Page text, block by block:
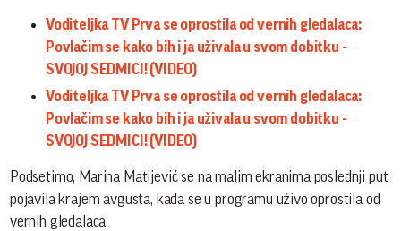
Voditeljka TV Prva se oprostila od vernih gledalaca:
Povlačim se kako bih i ja uživala u svom dobitku -
SVOJOJ SEDMICI! (VIDEO)
Voditeljka TV Prva se oprostila od vernih gledalaca:
Povlačim se kako bih i ja uživala u svom dobitku -
SVOJOJ SEDMICI! (VIDEO)
Podsetimo, Marina Matijević se na malim ekranima poslednji put
pojavila krajem avgusta, kada se u programu uživo oprostila od
vernih gledalaca.